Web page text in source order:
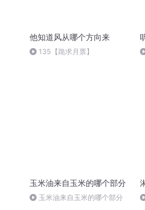
他知道风从哪个方向来
135【跪求月票】
玉米油来自玉米的哪个部分
玉米油来自玉米的哪个部分